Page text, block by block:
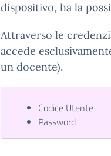
dispositivo, ha la
Attraverso le
accede
un docente).
Codice Utente
Password